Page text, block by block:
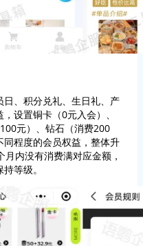
、积分兑礼、生日礼、产
设置铜卡（0元入会）、
元）、钻石（消费200
程度的会员权益，整体升
内没有消费满对应金额，
等级。